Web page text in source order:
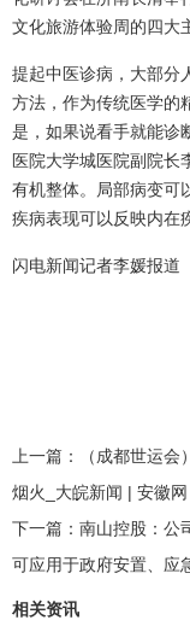
文化旅游体验周的四大
提起中医诊病，大部分
方法，作为传统医学的
是，如果说看手就能诊
医院大学城医院副院长
有机整体。局部病变可
疾病表现可以反映内在
闪电新闻记者李媛报道
上一篇：
（成都世运
烟火_大皖新闻 | 安徽网
下一篇： 南山控股：公
可应用于政府安置、应
相关资讯